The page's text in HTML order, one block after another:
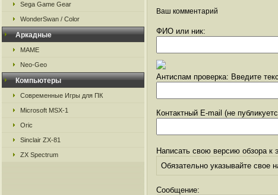
Sega Game Gear
WonderSwan / Color
Аркадные
MAME
Neo-Geo
Компьютеры
Современные Игры для ПК
Microsoft MSX-1
Oric
Sinclair ZX-81
ZX Spectrum
Ваш комментарий
ФИО или ник:
Антиспам проверка: Введите
Контактный E-mail (не
Написать свою версию обзора к
Обязательно указывайте свое
Сообщение: